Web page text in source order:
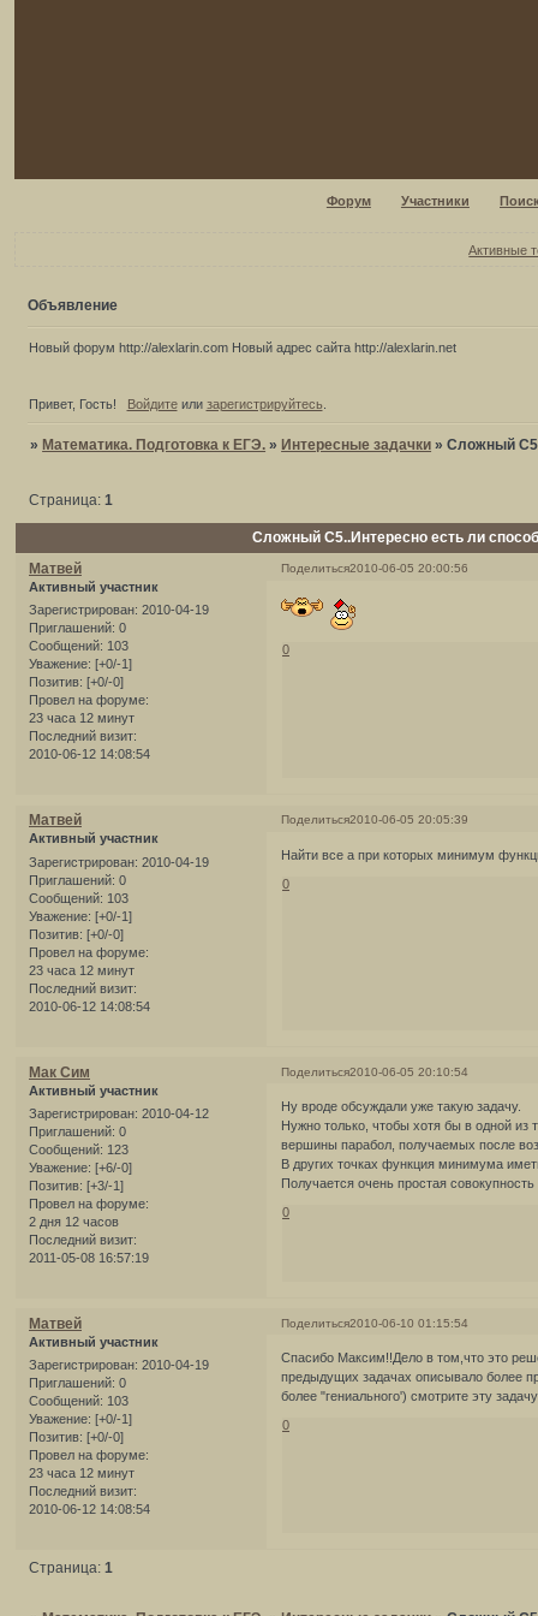
Форум Участники
Активные
Объявление
Новый форум http://alexlarin.com Новый адрес сайта http://alexlarin.net
Привет, Гость! Войдитеили зарегистрируйтесь.
»Математика. Подготовка к ЕГЭ. »Интересные задачки »Сложный
Сложный С5..Интересно есть ли
Страница: 1
Поделиться2010-06-05 20:00:56
Матвей
Активный участник
Зарегистрирован: 2010-04-19
Приглашений: 0
Сообщений: 103
Уважение: [+0/-1]
Позитив: [+0/-0]
Провел на форуме:
23 часа 12 минут
Последний визит:
2010-06-12 14:08:54
0
Поделиться2010-06-05 20:05:39
Матвей
Активный участник
Зарегистрирован: 2010-04-19
Приглашений: 0
Сообщений: 103
Уважение: [+0/-1]
Позитив: [+0/-0]
Провел на форуме:
23 часа 12 минут
Последний визит:
2010-06-12 14:08:54
Найти все а при которых минимум
0
Поделиться2010-06-05 20:10:54
Мак Сим
Активный участник
Зарегистрирован: 2010-04-12
Приглашений: 0
Сообщений: 123
Уважение: [+6/-0]
Позитив: [+3/-1]
Провел на форуме:
2 дня 12 часов
Последний визит:
2011-05-08 16:57:19
Ну вроде обсуждали уже такую задачу.
Нужно только, чтобы хотя бы в одной из
вершины парабол, получаемых после
В других точках функция минимума
Получается очень простая совокупность
0
Поделиться2010-06-10 01:15:54
Матвей
Активный участник
Зарегистрирован: 2010-04-19
Приглашений: 0
Сообщений: 103
Уважение: [+0/-1]
Позитив: [+0/-0]
Провел на форуме:
23 часа 12 минут
Последний визит:
2010-06-12 14:08:54
Спасибо Максим!!Дело в том,что это
предыдущих задачах описывало более
более "гениального') смотрите эту
0
Страница:1